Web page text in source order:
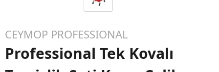
CEYMOP PROFESSIONAL
Professional Tek Kovalı